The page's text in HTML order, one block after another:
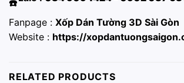
Fanpage : Xốp Dán Tường 3D Sài Gòn
Website : https://
RELATED PRODUCTS